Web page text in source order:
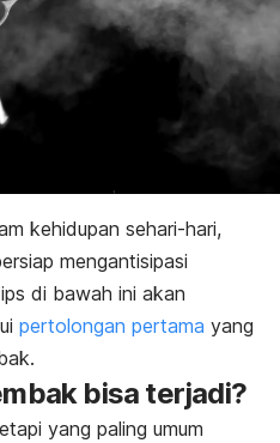
kehidupan sehari-hari,
mengantisipasi
di bawah ini akan
pertolongan pertama yang
bisa terjadi?
yang paling umum